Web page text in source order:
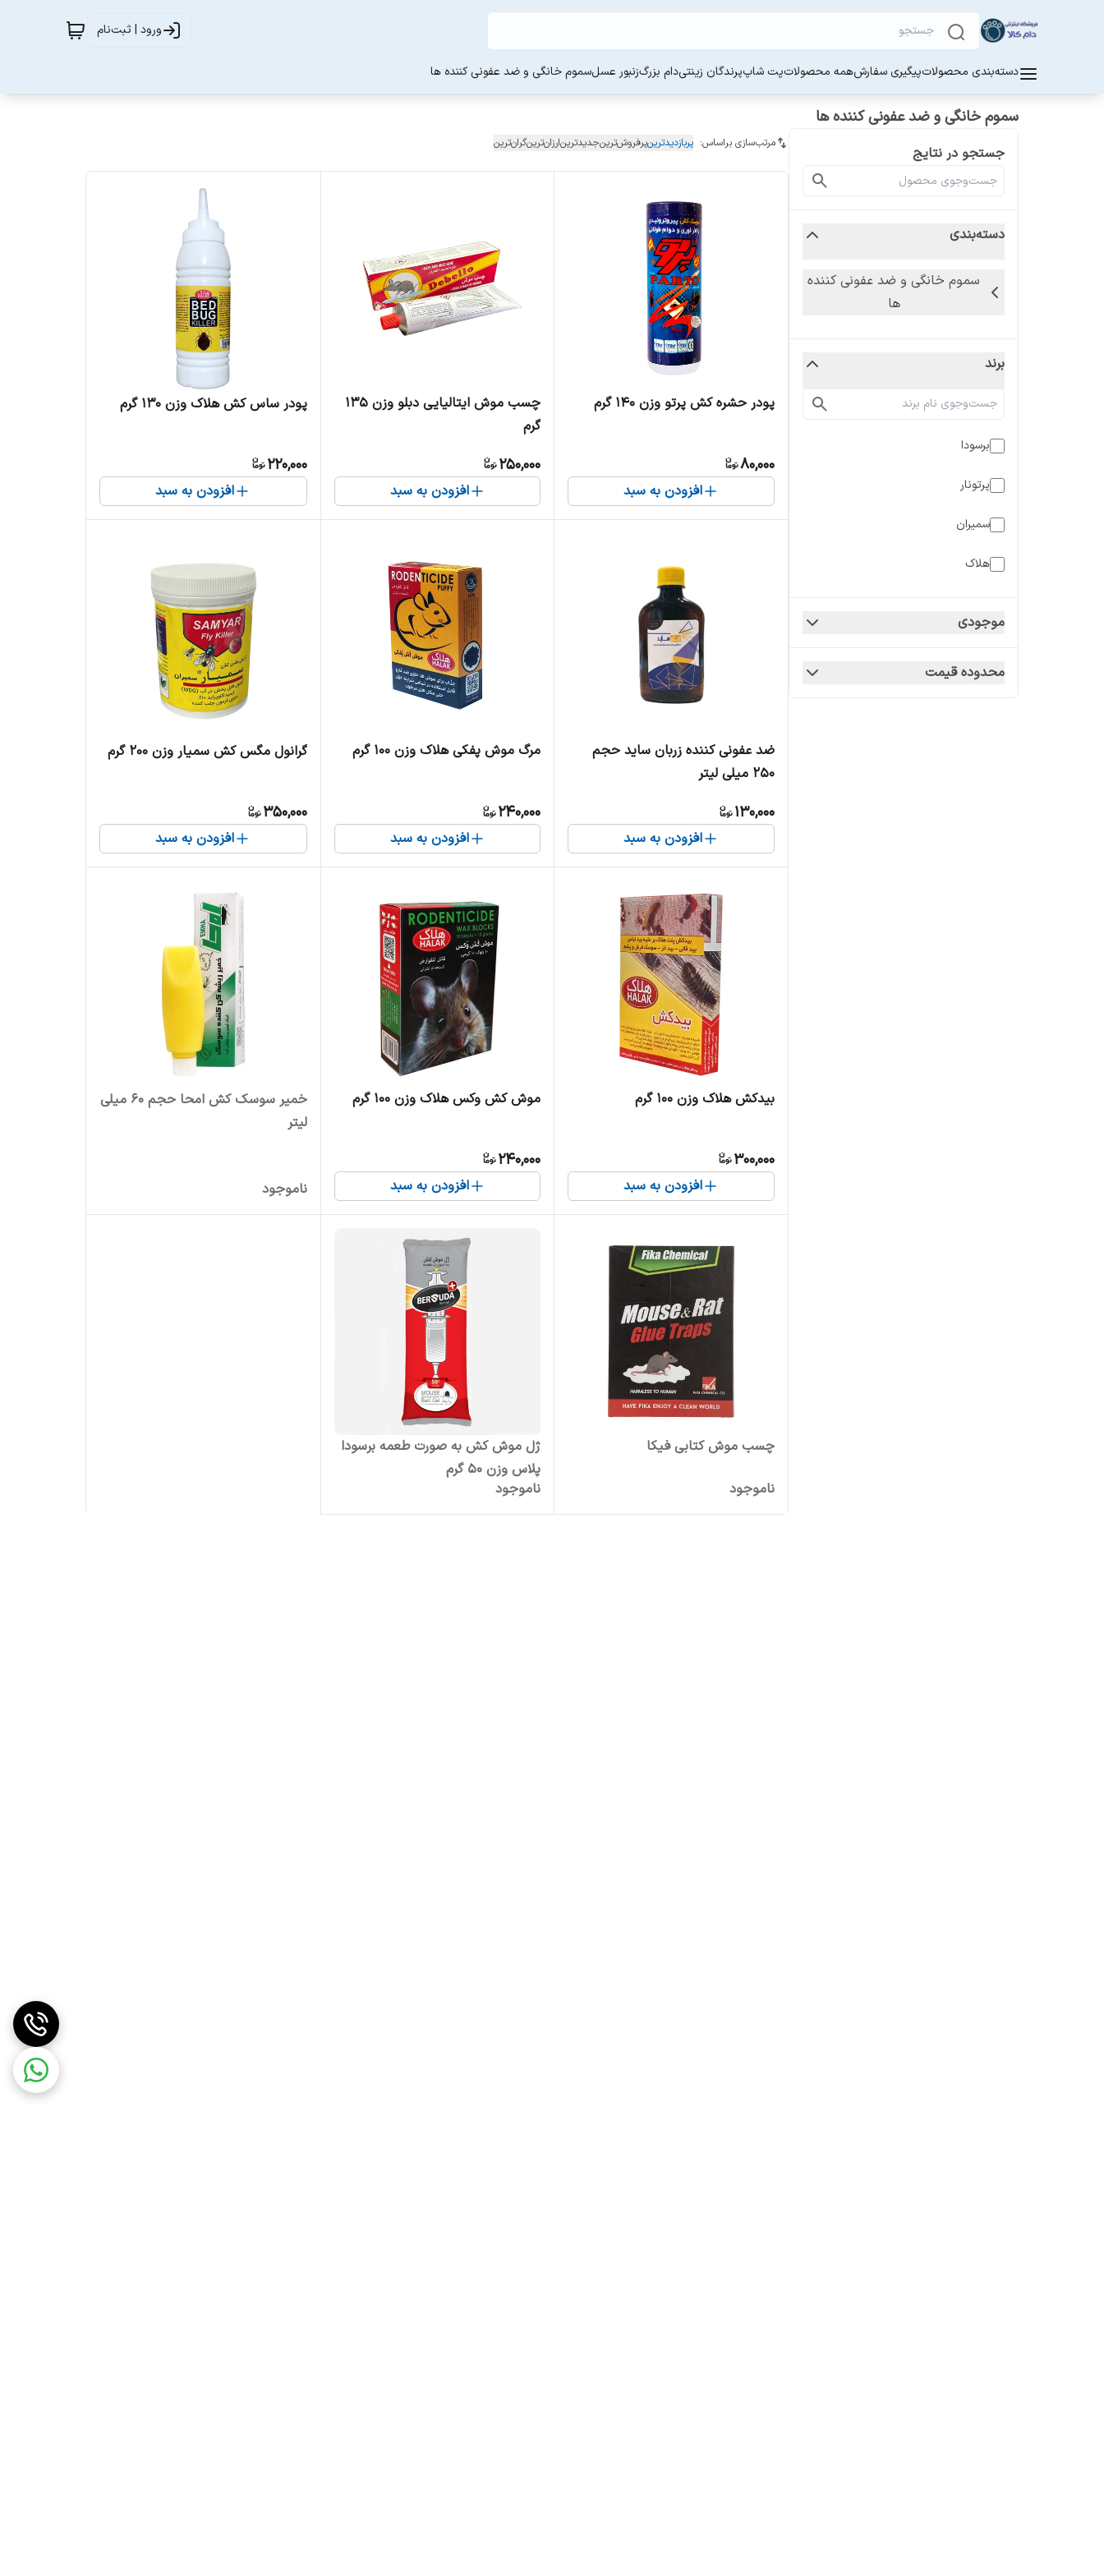
ورود | ثبت‌نام
دسته‌بندی محصولاتپیگیری سفارشهمه محصولاتپت شاپپرندگان زینتیدام بزرگزنبور عسلسموم خانگی و ضد عفونی کننده ها
سموم خانگی و ضد عفونی کننده ها
جستجو در نتایج
دسته‌بندی
سموم خانگی و ضد عفونی کننده
ها
برند
برسودا
پرتونار
سمیران
هلاک
موجودی
محدوده قیمت
مرتب‌سازی براساس: پربازدیدترینپرفروش‌ترینجدیدترینارزان‌ترینگران‌ترین
پودر حشره کش پرتو وزن ۱۴۰ گرم
80,000
افزودن به سبد
چسب موش ایتالیایی دبلو وزن ۱۳۵
گرم
250,000
افزودن به سبد
پودر ساس کش هلاک وزن 130 گرم
220,000
افزودن به سبد
ضد عفونی کننده زربان ساید حجم
250 میلی لیتر
130,000
افزودن به سبد
مرگ موش پفکی هلاک وزن ۱۰۰ گرم
240,000
افزودن به سبد
گرانول مگس کش سمیار وزن ۲۰۰ گرم
350,000
افزودن به سبد
بیدکش هلاک وزن ۱۰۰ گرم
300,000
افزودن به سبد
موش کش وکس هلاک وزن ۱۰۰ گرم
240,000
افزودن به سبد
خمیر سوسک کش امحا حجم 60 میلی
لیتر
ناموجود
چسب موش کتابی فیکا
ناموجود
ژل موش کش به صورت طعمه برسودا
پلاس وزن ۵۰ گرم
ناموجود